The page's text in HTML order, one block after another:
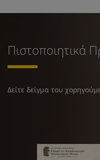
Πιστοποιητικά
Δείτε δείγμα του